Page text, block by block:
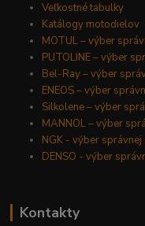
Veľkostné tabulky
Katálogy motodielov
MOTUL – výber
PUTOLINE – výber
Bel-Ray – výber
ENEOS – výber
Silkolene – výber
MANNOL – výber
NGK - výber správnej
DENSO - výber
Kontakty